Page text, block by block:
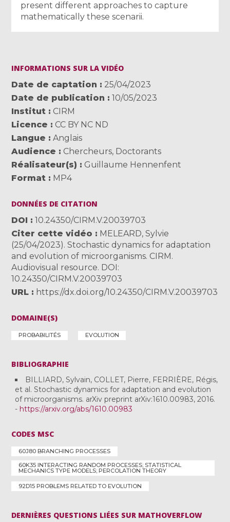
present different approaches to capture
mathematically these scenarii.
INFORMATIONS SUR LA VIDÉO
Date de captation
25/04/2023
Date de publication
10/05/2023
Institut
CIRM
Licence
CC BY NC ND
Langue
Anglais
Audience
Chercheurs, Doctorants
Réalisateur(s)
Guillaume Hennenfent
Format
MP4
DONNÉES DE CITATION
DOI
10.24350/CIRM.V.20039703
Citer cette vidéo
MELEARD, Sylvie
(25/04/2023). Stochastic dynamics for adaptation
and evolution of microorganisms. CIRM.
Audiovisual resource. DOI:
10.24350/CIRM.V.20039703
URL
https://dx.doi.org/10.24350/CIRM.V.20039703
DOMAINE(S)
PROBABILITÉS EVOLUTION
BIBLIOGRAPHIE
BILLIARD, Sylvain, COLLET, Pierre, FERRIÈRE, Régis,
et al. Stochastic dynamics for adaptation and evolution
of microorganisms. arXiv preprint arXiv:1610.00983, 2016.
- https://arxiv.org/abs/1610.00983
CODES MSC
60J80 BRANCHING PROCESSES
60K35 INTERACTING RANDOM PROCESSES; STATISTICAL
MECHANICS TYPE MODELS; PERCOLATION THEORY
92D15 PROBLEMS RELATED TO EVOLUTION
DERNIÈRES QUESTIONS LIÉES SUR MATHOVERFLOW